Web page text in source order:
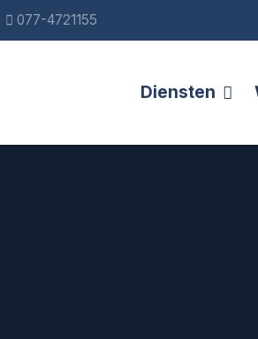
077-4721155
Diensten